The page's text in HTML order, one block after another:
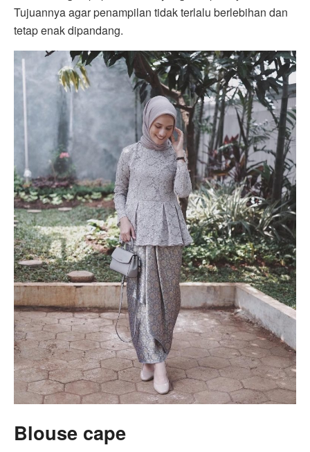
Tujuannya agar penampilan tidak terlalu berlebihan dan
tetap enak dipandang.
Blouse cape